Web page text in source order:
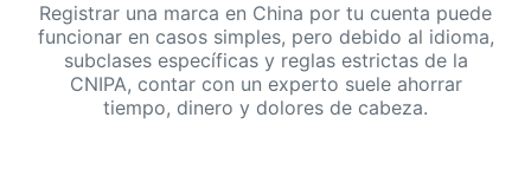
Registrar una marca en China por tu cuenta puede
funcionar en casos simples, pero debido al idioma,
subclases específicas y reglas estrictas de la
CNIPA, contar con un experto suele ahorrar
tiempo, dinero y dolores de cabeza.